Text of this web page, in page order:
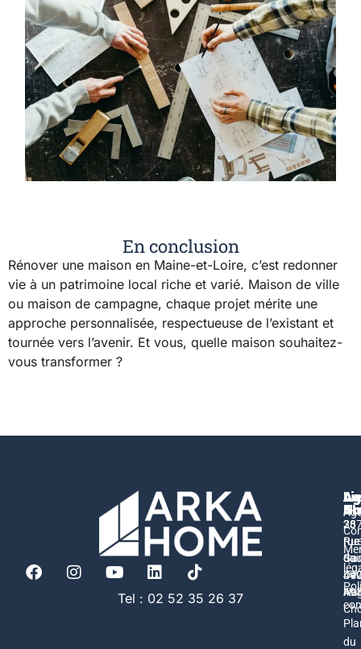
En conclusion
Rénover une maison en Maine-et-Loire, c’est redonner
vie à un patrimoine local riche et varié. Maison de ville
ou maison de campagne, chaque projet mérite une
approche personnalisée, respectueuse de l’existant et
tournée vers l’avenir. Et vous, quelle maison souhaitez-
vous transformer ?
Tel : 02 52 35 26 37
rue
23
33
rue
du
du